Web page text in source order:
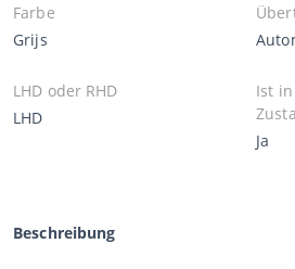
Farbe
Grijs
LHD oder RHD
LHD
Ist
Ja
Beschreibung